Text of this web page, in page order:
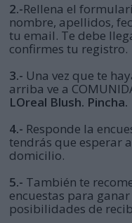
2.-Rellena el
nombre, apellidos,
tu email. Te debe
confirmes tu registro.
3.- Una vez que te
arriba ve a
LOreal Blush. Pincha.
4.- Responde la
tendrás que esperar
domicilio.
5.- También te
encuestas para
posibilidades de